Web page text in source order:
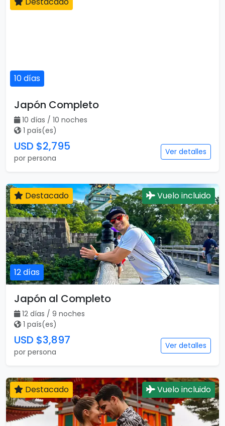
10 días
Japón Completo
10 días / 10 noches
1 país(es)
USD $2,795
por persona
Ver detalles
12 días
Destacado Vuelo incluido
Japón al Completo
12 días / 9 noches
1 país(es)
USD $3,897
por persona
Ver detalles
Destacado Vuelo incluido